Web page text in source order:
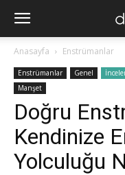
Anasayfa Enstrümanlar
Enstrümanlar Genel
Manşet
Doğru
Kendinize
Yolculuğu